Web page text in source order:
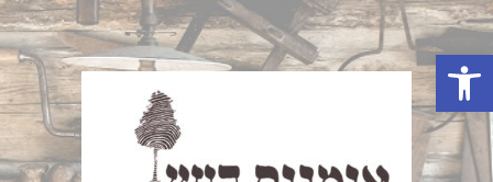
פתח סרגל נגישות